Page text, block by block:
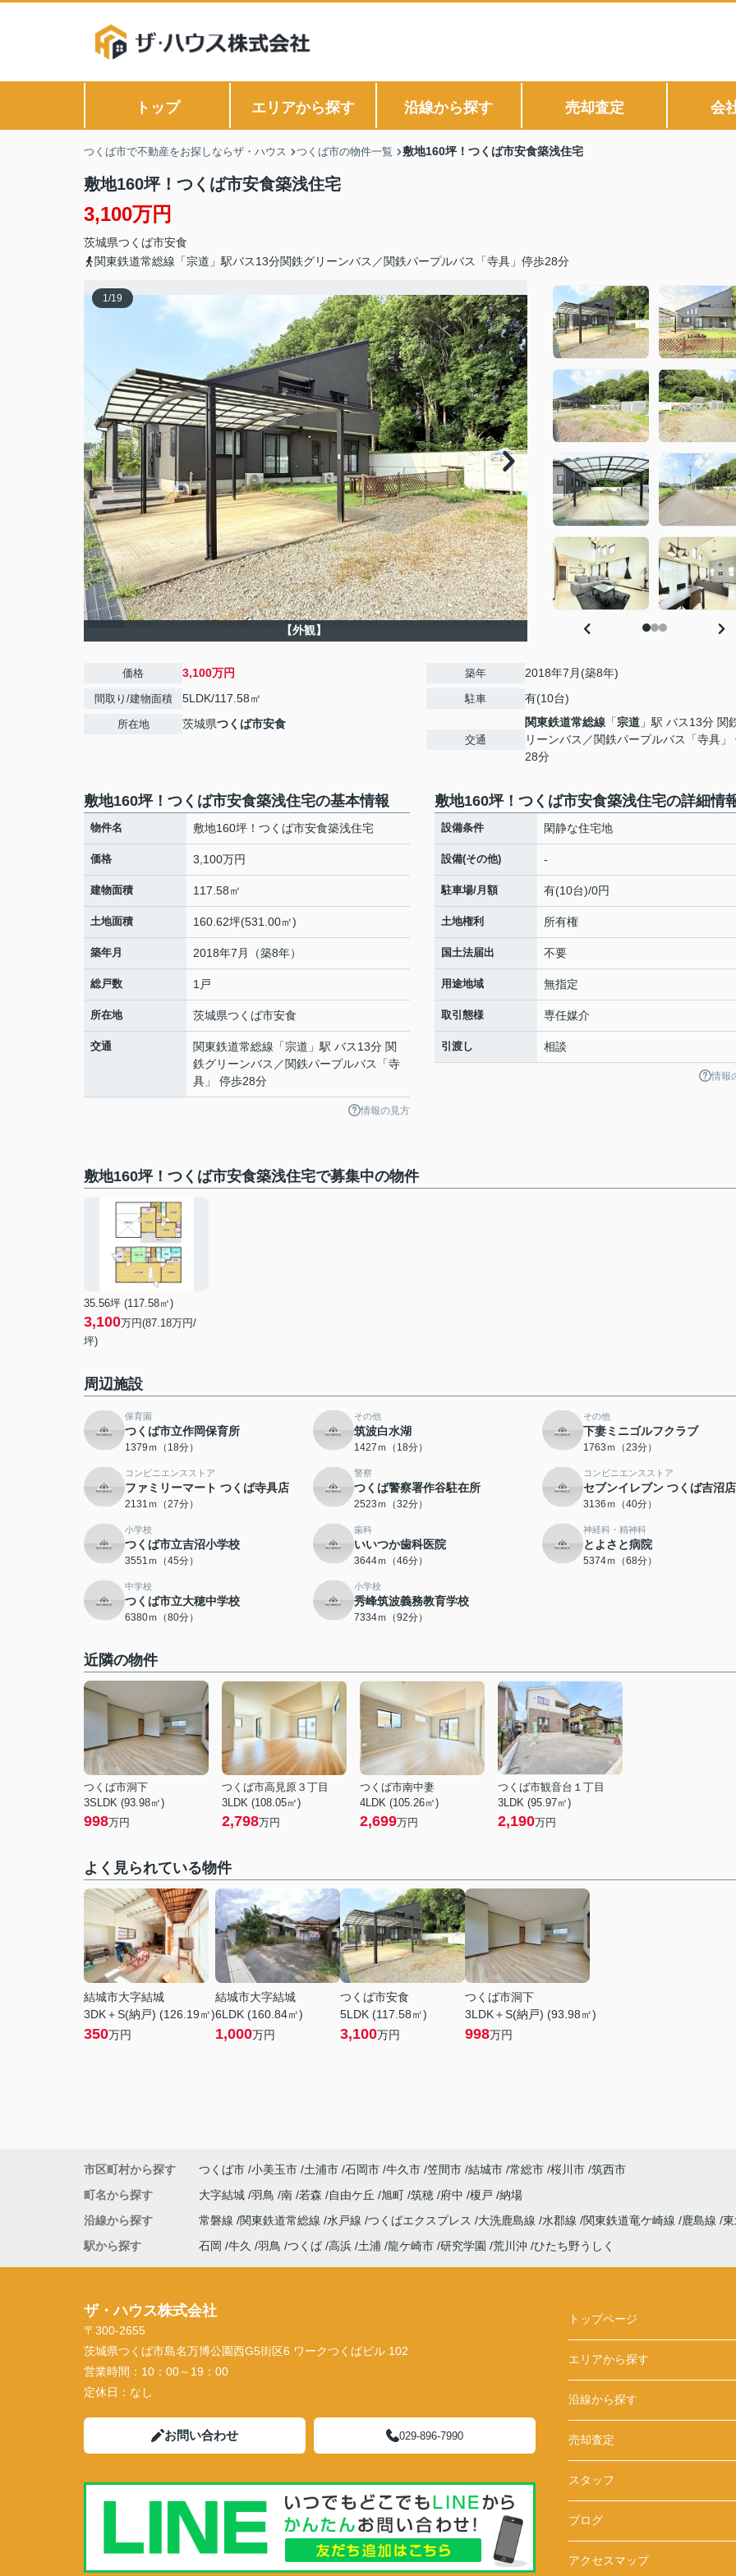
トップ エリアから探す 沿線から探す 売却査定 会
つくば市で不動産をお探しならザ・ハウス つくば市の物件一覧 敷地160坪！つくば市安食築浅住宅
敷地160坪！つくば市安食築浅住宅
3,100万円
茨城県つくば市安食
関東鉄道常総線「宗道」駅バス13分関鉄グリーンバス／関鉄パープルバス「寺具」停歩28分
1/19
【外観】
価格 3,100万円
間取り/建物面積 5LDK/117.58㎡
所在地 茨城県つくば市安食
築年 2018年7月(築8年)
駐車 有(10台)
交通
関東鉄道常総線 「宗道 」駅 バス13分 関
リーンバス／関鉄パープルバス「寺具」
28分
敷地160坪！つくば市安食築浅住宅の基本情報
物件名 敷地160坪！つくば市安食築浅住宅
価格 3,100万円
建物面積 117.58㎡
土地面積 160.62坪(531.00㎡)
築年月 2018年7月（築8年）
総戸数 1戸
所在地 茨城県つくば市安食
交通 関東鉄道常総線 「宗道 」駅 バス13分 関
鉄グリーンバス／関鉄パープルバス「寺
具」 停歩28分
情報の見方
敷地160坪！つくば市安食築浅住宅の詳細情
設備条件 閑静な住宅地
設備(その他) -
駐車場/月額 有(10台)/0円
土地権利 所有権
国土法届出 不要
用途地域 無指定
取引態様 専任媒介
引渡し 相談
情報
敷地160坪！つくば市安食築浅住宅で募集中の物件
35.56坪 (117.58㎡)
3,100万円(87.18万円/
坪)
周辺施設
保育園
つくば市立作岡保育所
1379ｍ（18分）
その他
筑波白水湖
1427ｍ（18分）
その他
下妻ミニゴルフクラブ
1763ｍ（23分）
コンビニエンスストア
ファミリーマート つくば寺具店
2131ｍ（27分）
警察
つくば警察署作谷駐在所
2523ｍ（32分）
コンビニエンスストア
セブンイレブン つくば吉沼店
3136ｍ（40分）
小学校
つくば市立吉沼小学校
3551ｍ（45分）
歯科
いいつか歯科医院
3644ｍ（46分）
神経科・精神科
とよさと病院
5374ｍ（68分）
中学校
つくば市立大穂中学校
6380ｍ（80分）
小学校
秀峰筑波義務教育学校
7334ｍ（92分）
近隣の物件
つくば市洞下
3SLDK (93.98㎡)
998万円
つくば市高見原３丁目
3LDK (108.05㎡)
2,798万円
つくば市南中妻
4LDK (105.26㎡)
2,699万円
つくば市観音台１丁目
3LDK (95.97㎡)
2,190万円
よく見られている物件
結城市大字結城
3DK＋S(納戸) (126.19㎡)
350万円
結城市大字結城
6LDK (160.84㎡)
1,000万円
つくば市安食
5LDK (117.58㎡)
3,100万円
つくば市洞下
3LDK＋S(納戸) (93.98㎡)
998万円
市区町村から探す つくば市 小美玉市 土浦市 石岡市 牛久市 笠間市 結城市 常総市 桜川市 筑西市
町名から探す
大字結城 羽鳥 南 若森 自由ケ丘 旭町 筑穂 府中 榎戸 納場
沿線から探す
常磐線 関東鉄道常総線 水戸線 つくばエクスプレス 大洗鹿島線 水郡線 関東鉄道竜ケ崎線 鹿島線
駅から探す
石岡 牛久 羽鳥 つくば 高浜 土浦 龍ケ崎市 研究学園 荒川沖 ひたち野うしく
ザ・ハウス株式会社
〒300-2655
茨城県つくば市島名万博公園西G5街区6 ワークつくばビル 102
営業時間： 10：00～19：00
定休日： なし
お問い合わせ 029-896-7990
トップページ
エリアから探す
沿線から探す
売却査定
スタッフ
ブログ
アクセスマップ